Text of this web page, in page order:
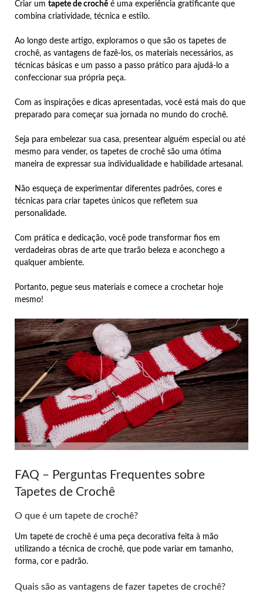
Criar um tapete de crochê é uma experiência gratificante que
combina criatividade, técnica e estilo.
Ao longo deste artigo, exploramos o que são os tapetes de
crochê, as vantagens de fazê-los, os materiais necessários, as
técnicas básicas e um passo a passo prático para ajudá-lo a
confeccionar sua própria peça.
Com as inspirações e dicas apresentadas, você está mais do que
preparado para começar sua jornada no mundo do crochê.
Seja para embelezar sua casa, presentear alguém especial ou até
mesmo para vender, os tapetes de crochê são uma ótima
maneira de expressar sua individualidade e habilidade artesanal.
Não esqueça de experimentar diferentes padrões, cores e
técnicas para criar tapetes únicos que refletem sua
personalidade.
Com prática e dedicação, você pode transformar fios em
verdadeiras obras de arte que trarão beleza e aconchego a
qualquer ambiente.
Portanto, pegue seus materiais e comece a crochetar hoje
mesmo!
FAQ – Perguntas Frequentes sobre
Tapetes de Crochê
O que é um tapete de crochê?
Um tapete de crochê é uma peça decorativa feita à mão
utilizando a técnica de crochê, que pode variar em tamanho,
forma, cor e padrão.
Quais são as vantagens de fazer tapetes de crochê?